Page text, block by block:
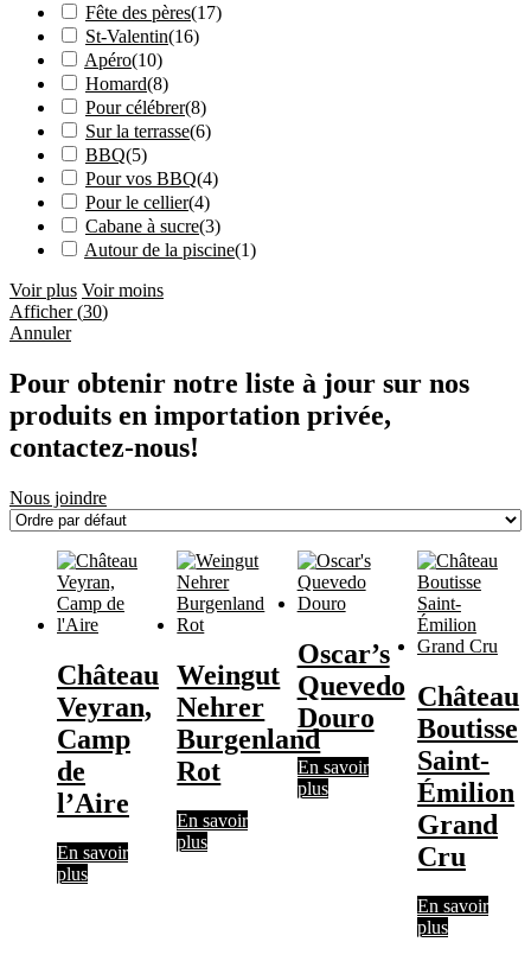
Fête des pères(17)
St-Valentin(16)
Apéro(10)
Homard(8)
Pour célébrer(8)
Sur la terrasse(6)
BBQ(5)
Pour vos BBQ(4)
Pour le cellier(4)
Cabane à sucre(3)
Autour de la piscine(1)
Voir plus Voir moins
Afficher(30)
Annuler
Pour obtenir notre liste à jour sur nos
produits en importation privée,
contactez-nous!
Nous joindre
Château
Veyran,
Camp
de
l’Aire
En savoir
plus
Weingut
Nehrer
Burgenland
Rot
En savoir
plus
Oscar’s
Quevedo
Douro
En savoir
plus
Château
Boutisse
Saint-
Émilion
Grand
Cru
En savoir
plus